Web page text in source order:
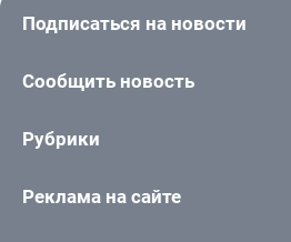
Подписаться на новости
Сообщить новость
Рубрики
Реклама на сайте